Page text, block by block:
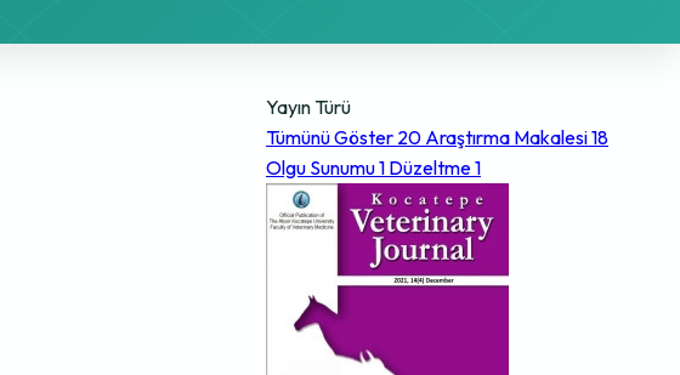
Yayın Türü
Tümünü Göster 20 Araştırma Makalesi18
Olgu Sunumu1 Düzeltme1